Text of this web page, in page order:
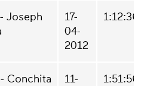
Joseph
17-
04-
2012
1:12:36
Conchita
11-
1:51:56